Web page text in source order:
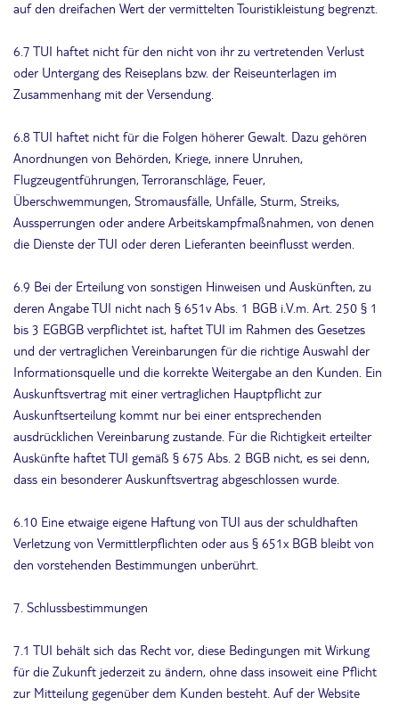
auf den dreifachen Wert der vermittelten Touristikleistung begrenzt.
6.7 TUI haftet nicht für den nicht von ihr zu vertretenden Verlust
oder Untergang des Reiseplans bzw. der Reiseunterlagen im
Zusammenhang mit der Versendung.
6.8 TUI haftet nicht für die Folgen höherer Gewalt. Dazu gehören
Anordnungen von Behörden, Kriege, innere Unruhen,
Flugzeugentführungen, Terroranschläge, Feuer,
Überschwemmungen, Stromausfälle, Unfälle, Sturm, Streiks,
Aussperrungen oder andere Arbeitskampfmaßnahmen, von denen
die Dienste der TUI oder deren Lieferanten beeinflusst werden.
6.9 Bei der Erteilung von sonstigen Hinweisen und Auskünften, zu
deren Angabe TUI nicht nach § 651v Abs. 1 BGB i.V.m. Art. 250 § 1
bis 3 EGBGB verpflichtet ist, haftet TUI im Rahmen des Gesetzes
und der vertraglichen Vereinbarungen für die richtige Auswahl der
Informationsquelle und die korrekte Weitergabe an den Kunden. Ein
Auskunftsvertrag mit einer vertraglichen Hauptpflicht zur
Auskunftserteilung kommt nur bei einer entsprechenden
ausdrücklichen Vereinbarung zustande. Für die Richtigkeit erteilter
Auskünfte haftet TUI gemäß § 675 Abs. 2 BGB nicht, es sei denn,
dass ein besonderer Auskunftsvertrag abgeschlossen wurde.
6.10 Eine etwaige eigene Haftung von TUI aus der schuldhaften
Verletzung von Vermittlerpflichten oder aus § 651x BGB bleibt von
den vorstehenden Bestimmungen unberührt.
7. Schlussbestimmungen
7.1 TUI behält sich das Recht vor, diese Bedingungen mit Wirkung
für die Zukunft jederzeit zu ändern, ohne dass insoweit eine Pflicht
zur Mitteilung gegenüber dem Kunden besteht. Auf der Website